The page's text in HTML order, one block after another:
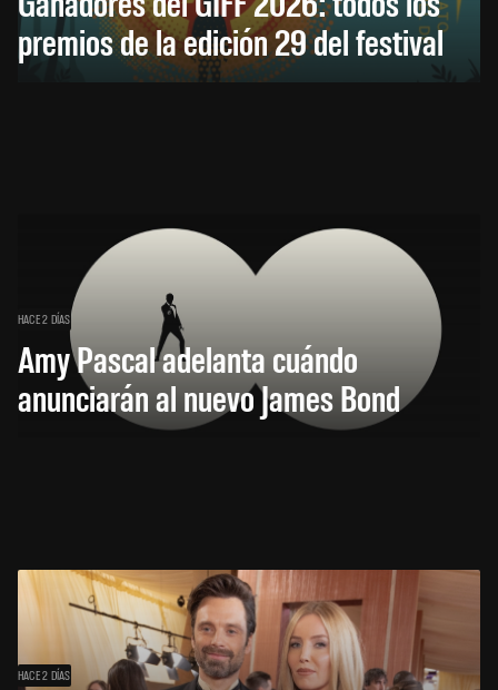
premios de la edición 29 del festival
HACE 2 DÍAS
Amy Pascal adelanta cuándo
anunciarán al nuevo James Bond
HACE 2 DÍAS